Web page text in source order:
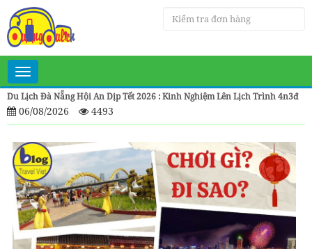
Toggle
navigation
Du Lịch Đà Nẵng Hội An Dịp Tết 2026 : Kinh Nghiệm Lên Lịch Trình 4n3đ
06/08/2026 4493